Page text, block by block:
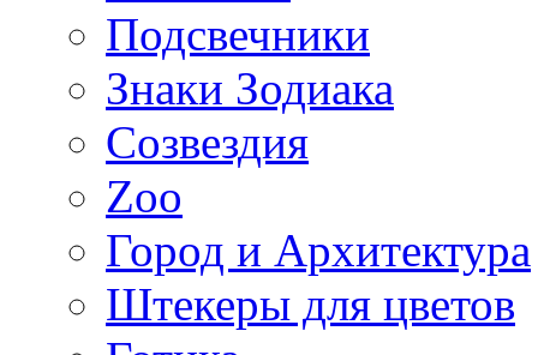
Подсвечники
Знаки Зодиака
Созвездия
Zoo
Город и Архитектура
Штекеры для цветов